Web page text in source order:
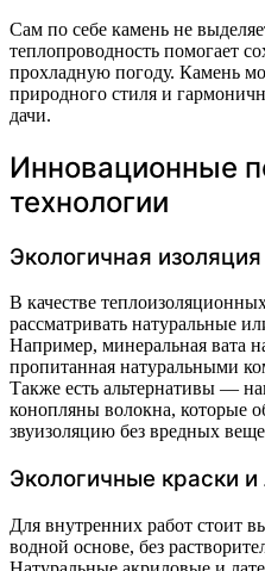
Сам по себе камень не
теплопроводность помогает
прохладную погоду. Камень
природного стиля и
дачи.
Инновационные
технологии
Экологичная изоляция
В качестве
рассматривать натуральные
Например, минеральная вата
пропитанная натуральными
Также есть альтернативы —
конопляны волокна, которые
звуизоляцию без вредных
Экологичные краски и
Для внутренних работ стоит
водной основе, без